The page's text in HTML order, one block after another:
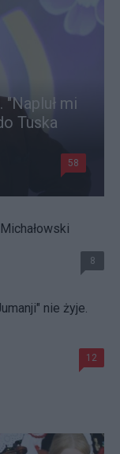
mi
Tuska
58
8
nie żyje.
12